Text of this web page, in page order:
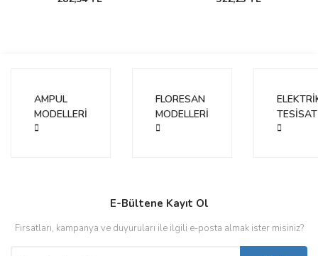
AMPUL
MODELLERİ
FLORESAN
MODELLERİ
TESİSAT
E-Bültene Kayıt Ol
Fırsatları, kampanya ve duyuruları ile ilgili e-posta almak ister misiniz?